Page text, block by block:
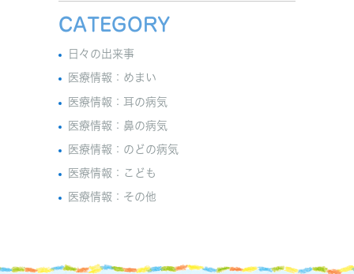
CATEGORY
日々の出来事
医療情報：めまい
医療情報：耳の病気
医療情報：鼻の病気
医療情報：のどの病気
医療情報：こども
医療情報：その他